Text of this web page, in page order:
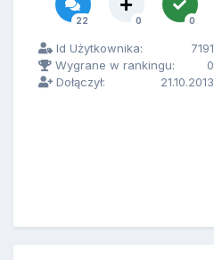
22 0 0
Id Użytkownika:
7191
Wygrane w rankingu:
0
Dołączył:
21.10.2013